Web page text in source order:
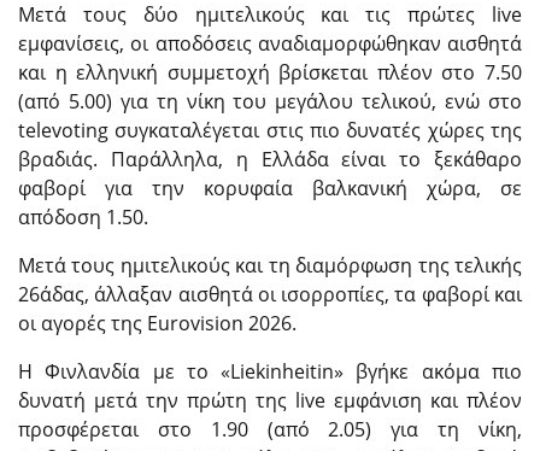
Μετά τους δύο ημιτελικούς και τις πρώτες live
εμφανίσεις, οι αποδόσεις αναδιαμορφώθηκαν αισθητά
και η ελληνική συμμετοχή βρίσκεται πλέον στο 7.50
(από 5.00) για τη νίκη του μεγάλου τελικού, ενώ στο
televoting συγκαταλέγεται στις πιο δυνατές χώρες της
βραδιάς. Παράλληλα, η Ελλάδα είναι το ξεκάθαρο
φαβορί για την κορυφαία βαλκανική χώρα, σε
απόδοση 1.50.
Μετά τους ημιτελικούς και τη διαμόρφωση της τελικής
26άδας, άλλαξαν αισθητά οι ισορροπίες, τα φαβορί και
οι αγορές της Eurovision 2026.
Η Φινλανδία με το «Liekinheitin» βγήκε ακόμα πιο
δυνατή μετά την πρώτη της live εμφάνιση και πλέον
προσφέρεται στο 1.90 (από 2.05) για τη νίκη,